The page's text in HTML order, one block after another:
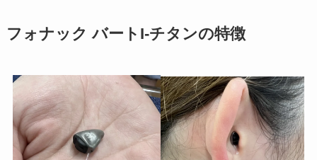
フォナック バートI-チタンの特徴